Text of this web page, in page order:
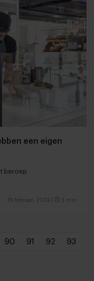
een eigen
beroep
15 februari 2024 3 min
90 91 92 93